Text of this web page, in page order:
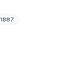
1887